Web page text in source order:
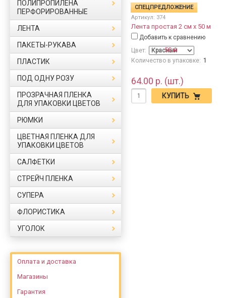
ПОЛИПРОПИЛЕНА
ПЕРФОРИРОВАННЫЕ
ЛЕНТА
ПАКЕТЫ-РУКАВА
ПЛАСТИК
ПОД ОДНУ РОЗУ
ПРОЗРАЧНАЯ ПЛЕНКА
ДЛЯ УПАКОВКИ ЦВЕТОВ
РЮМКИ
ЦВЕТНАЯ ПЛЕНКА ДЛЯ
УПАКОВКИ ЦВЕТОВ
САЛФЕТКИ
СТРЕЙЧ ПЛЕНКА
СУПЕРА
ФЛОРИСТИКА
УГОЛОК
Оплата и доставка
Магазины
Гарантия
СПЕЦПРЕДЛОЖЕНИЕ
Артикул: 374
Лента простая 2 см х 50 м
Добавить к сравнению
Цвет:
Количество в упаковке: 1
64.00 р. (шт.)
КУПИТЬ